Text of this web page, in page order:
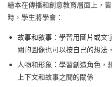
繪本在傳播和創意教育層面上，
時，學生將學會：
故事和敘事：學習用圖片或文
關的圖像也可以按自己的想法
人物和形象：學習創造角色，
上下文和故事之間的關係